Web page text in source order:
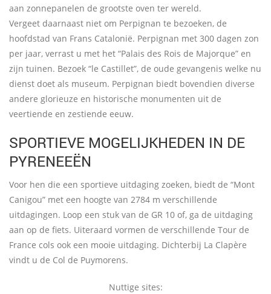
aan zonnepanelen de grootste oven ter wereld.
Vergeet daarnaast niet om Perpignan te bezoeken, de
hoofdstad van Frans Catalonië. Perpignan met 300 dagen zon
per jaar, verrast u met het “Palais des Rois de Majorque” en
zijn tuinen. Bezoek “le Castillet”, de oude gevangenis welke nu
dienst doet als museum. Perpignan biedt bovendien diverse
andere glorieuze en historische monumenten uit de
veertiende en zestiende eeuw.
SPORTIEVE MOGELIJKHEDEN IN DE
PYRENEEËN
Voor hen die een sportieve uitdaging zoeken, biedt de “Mont
Canigou” met een hoogte van 2784 m verschillende
uitdagingen. Loop een stuk van de GR 10 of, ga de uitdaging
aan op de fiets. Uiteraard vormen de verschillende Tour de
France cols ook een mooie uitdaging. Dichterbij La Clapère
vindt u de Col de Puymorens.
Nuttige sites: